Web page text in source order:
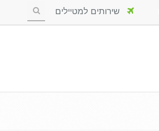
שירותים למטיילים